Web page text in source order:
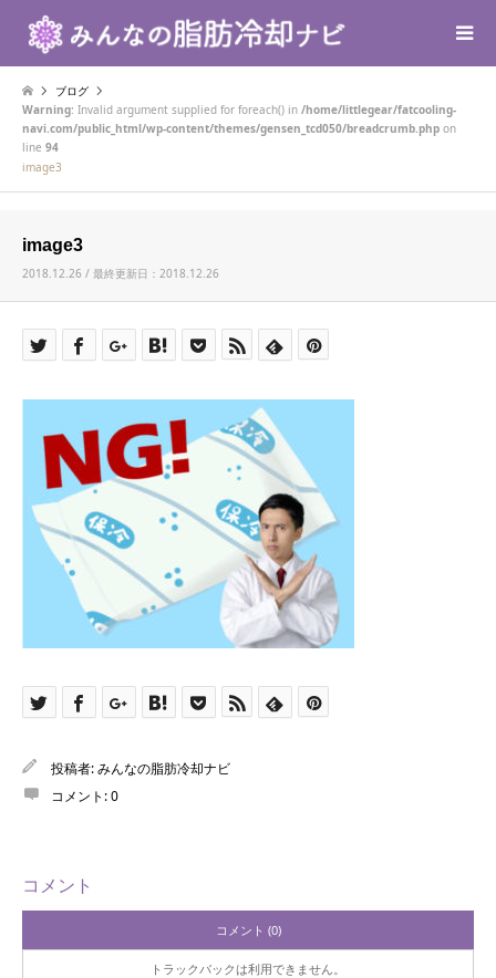
ブログ
Warning: Invalid argument supplied for foreach() in /home/littlegear/fatcooling-
navi.com/public_html/wp-content/themes/gensen_tcd050/breadcrumb.php on
line 94
image3
image3
2018.12.26 / 最終更新日：2018.12.26
投稿者:みんなの脂肪冷却ナビ
コメント:0
コメント
コメント (0)
トラックバックは利用できません。